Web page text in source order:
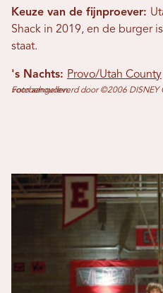
Keuze van de fijnproever:
Shack in 2019, en de burger
staat.
's Nachts: Provo/Utah County
Foto aangeleverd door ©2006 DISNEY CHANNEL. Alle rechten voorbehouden.